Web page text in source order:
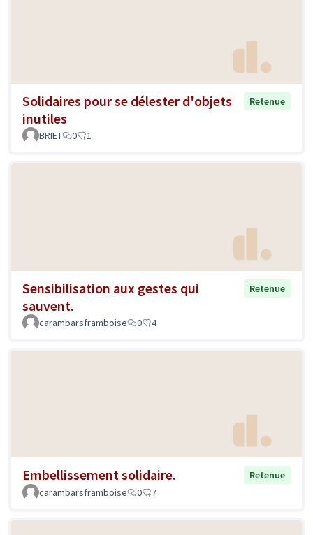
Solidaires pour se délester d'objets
inutiles
Retenue
BRIET 0 1
Sensibilisation aux gestes qui
sauvent.
Retenue
carambarsframboise 0 4
Embellissement solidaire.
Retenue
carambarsframboise
0 7